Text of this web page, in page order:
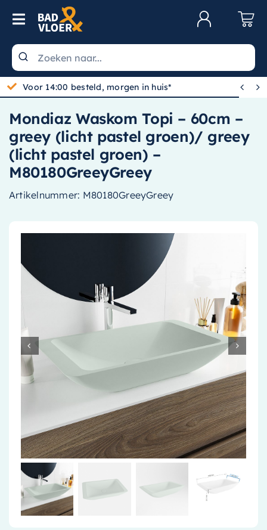
Skip to content
Toggle Navigation
Wastafels
Toiletten
Spiegels
Kranen
Douche
Badkamermeubels
Installatiemateriaal
Klimaatbeheersing
Voor 14:00 besteld, morgen in huis*  
Mondiaz Waskom Topi – 60cm –
greey (licht pastel groen)/ greey
(licht pastel groen) –
M80180GreeyGreey
Artikelnummer: M80180GreeyGreey